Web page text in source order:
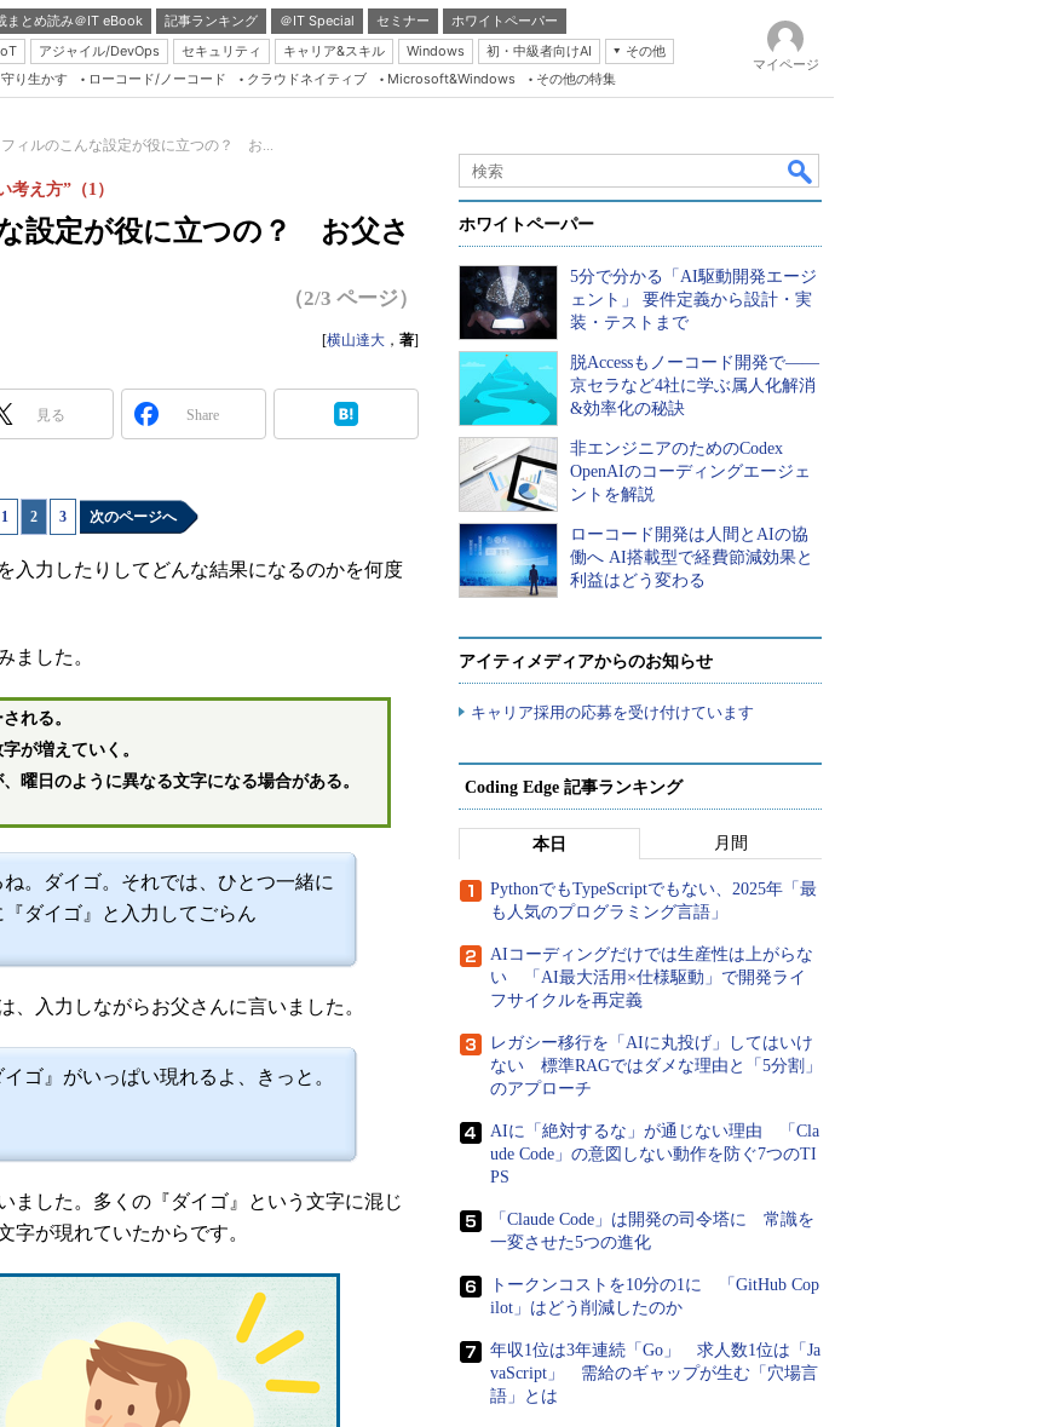
まとめ読み＠IT eBook 記事ランキング ＠IT Special セミナー
ホワイトペーパー
アジャイル/DevOps セキュリティ キャリア&スキル Windows 初・中級者向けAI
その他
Server & Storage
Java Agile
Database Expert
Master of IP Network
Security & Trust
Test & Tools
り生かす ローコード/ノーコード クラウドネイティブ Microsoft&Windows その他の特集
マイページ
フィルのこんな設定が役に立つの？ お...
設定が役に立つの？ お父さ
え方”（1）
（2/3 ページ）
[横山達大 ， 著]
見る Share
1 2 3 次のページへ
力したりしてどんな結果になるのかを何度
ました。
れる。
が増えていく。
曜日のように異なる文字になる場合がある。
。ダイゴ。それでは、ひとつ一緒に
ダイゴ』と入力してごらん
入力しながらお父さんに言いました。
ゴ』がいっぱい現れるよ、きっと。
した。多くの『ダイゴ』という文字に混じ
字が現れていたからです。
ホワイトペーパー
5分で分かる「AI駆動開発エージ
ェント」 要件定義から設計・実
装・テストまで
脱Accessもノーコード開発で――
京セラなど4社に学ぶ属人化解消
&効率化の秘訣
非エンジニアのためのCodex
OpenAIのコーディングエージェ
ントを解説
ローコード開発は人間とAIの協
働へ AI搭載型で経費節減効果と
利益はどう変わる
アイティメディアからのお知らせ
キャリア採用の応募を受け付けています
Coding Edge 記事ランキング
本日 月間
PythonでもTypeScriptでもない、2025年「最
も人気のプログラミング言語」
AIコーディングだけでは生産性は上がらな
い 「AI最大活用×仕様駆動」で開発ライ
フサイクルを再定義
レガシー移行を「AIに丸投げ」してはいけ
ない 標準RAGではダメな理由と「5分割」
のアプローチ
AIに「絶対するな」が通じない理由 「Cla
ude Code」の意図しない動作を防ぐ7つのTI
PS
「Claude Code」は開発の司令塔に 常識を
一変させた5つの進化
トークンコストを10分の1に 「GitHub Cop
ilot」はどう削減したのか
年収1位は3年連続「Go」 求人数1位は「Ja
vaScript」 需給のギャップが生む「穴場言
語」とは